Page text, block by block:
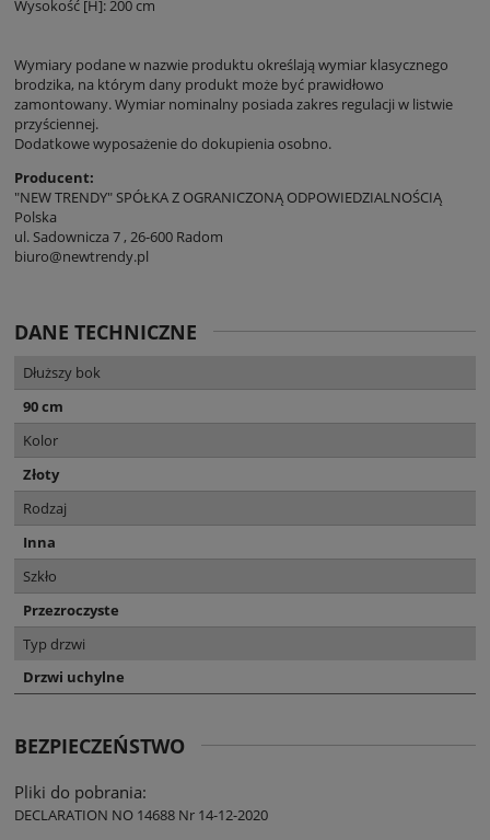
Wysokość [H]: 200 cm
Wymiary podane w nazwie produktu określają wymiar klasycznego
brodzika, na którym dany produkt może być prawidłowo
zamontowany. Wymiar nominalny posiada zakres regulacji w listwie
przyściennej.
Dodatkowe wyposażenie do dokupienia osobno.
Producent:
"NEW TRENDY" SPÓŁKA Z OGRANICZONĄ ODPOWIEDZIALNOŚCIĄ
Polska
ul. Sadownicza 7 , 26-600 Radom
biuro@newtrendy.pl
DANE TECHNICZNE
Dłuższy bok
90 cm
Kolor
Złoty
Rodzaj
Inna
Szkło
Przezroczyste
Typ drzwi
Drzwi uchylne
BEZPIECZEŃSTWO
Pliki do pobrania:
DECLARATION NO 14688 Nr 14-12-2020